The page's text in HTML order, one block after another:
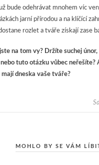
bude odehrávat mnohem víc
jarní přírodou a na klíčící
rozlet a tváře získají zase
na tom vy? Držíte suchej
tuto otázku vůbec neřešíte?
mají dneska vaše tváře?
MOHLO BY SE VÁM